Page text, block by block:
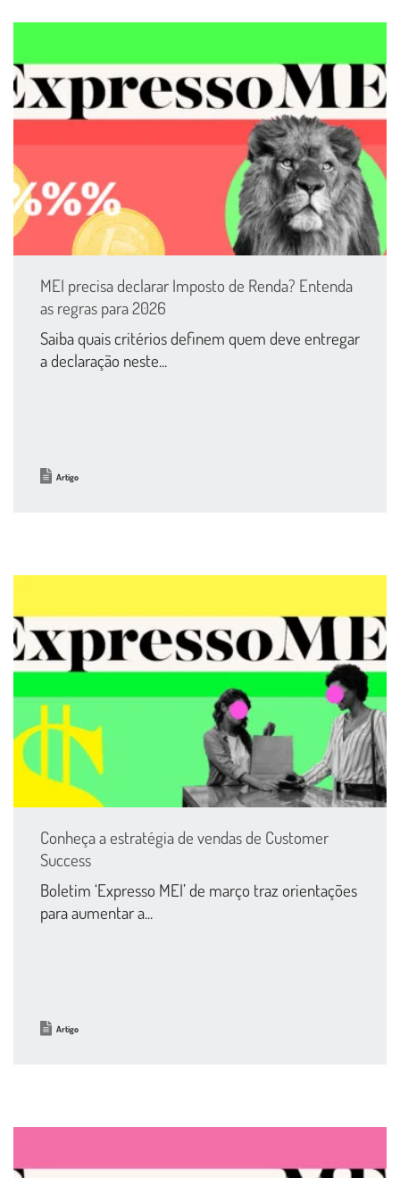
MEI precisa declarar Imposto de Renda? Entenda
as regras para 2026
Saiba quais critérios definem quem deve entregar
a declaração neste...
Artigo
Conheça a estratégia de vendas de Customer
Success
Boletim ‘Expresso MEI’ de março traz orientações
para aumentar a...
Artigo